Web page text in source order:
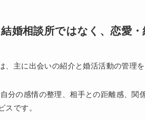
婚相談所ではなく、恋愛
、主に出会いの紹介と婚活活動の管理を
分の感情の整理、相手との距離感、
スです。